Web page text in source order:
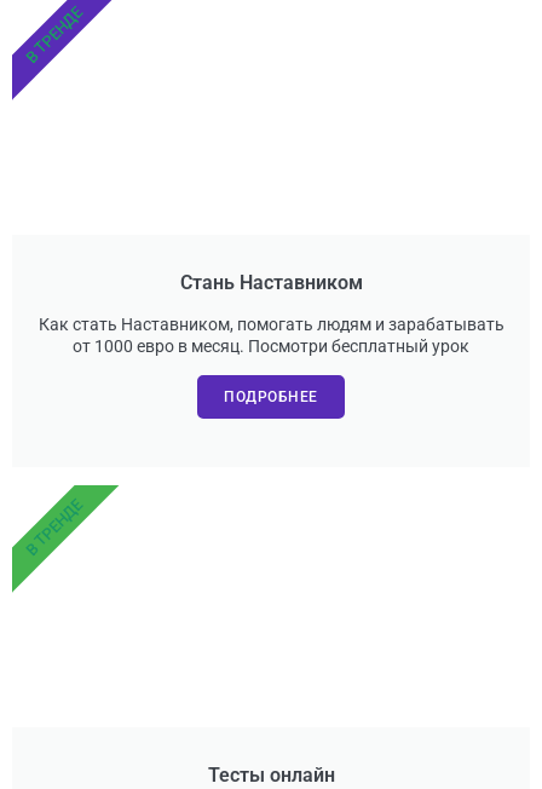
Стань Наставником
Как стать Наставником, помогать людям и зарабатывать
от 1000 евро в месяц. Посмотри бесплатный урок
ПОДРОБНЕЕ
В ТРЕНДЕ
Тесты онлайн
В ТРЕНДЕ